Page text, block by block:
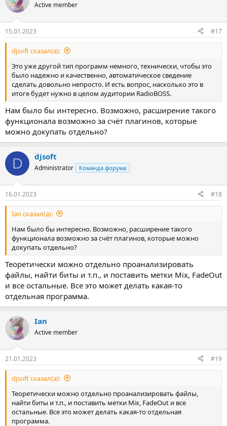
Active member
15.01.2023 #17
djsoft сказал(а):
Это уже другой тип программ немного, технически, чтобы это
было надежно и качественно, автоматическое сведение
сделать довольно непросто. И есть вопрос, насколько это в
итоге будет нужно в целом аудитории RadioBOSS.
Нам было бы интересно. Возможно, расширение такого
функционала возможно за счёт плагинов, которые
можно докупать отдельно?
D djsoft
Administrator Команда форума
16.01.2023 #18
Ian сказал(а):
Нам было бы интересно. Возможно, расширение такого
функционала возможно за счёт плагинов, которые можно
докупать отдельно?
Теоретически можно отдельно проанализировать
файлы, найти биты и т.п., и поставить метки Mix, FadeOut
и все остальные. Все это может делать какая-то
отдельная программа.
Ian
Active member
21.01.2023 #19
djsoft сказал(а):
Теоретически можно отдельно проанализировать файлы,
найти биты и т.п., и поставить метки Mix, FadeOut и все
остальные. Все это может делать какая-то отдельная
программа.